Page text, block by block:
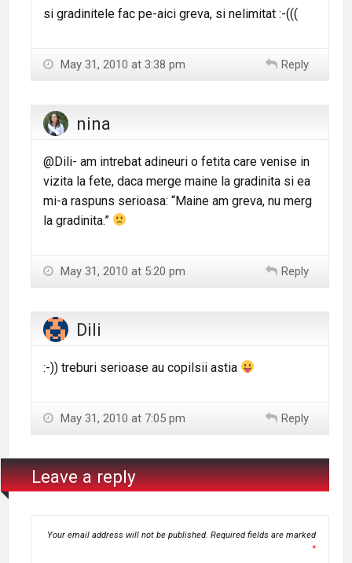
si gradinitele fac pe-aici greva, si nelimitat :-(((
May 31, 2010 at 3:38 pm Reply
nina
@Dili- am intrebat adineuri o fetita care venise in
vizita la fete, daca merge maine la gradinita si ea
mi-a raspuns serioasa: “Maine am greva, nu merg
la gradinita.”
May 31, 2010 at 5:20 pm Reply
Dili
:-)) treburi serioase au copilsii astia
May 31, 2010 at 7:05 pm Reply
Leave a reply
Your email address will not be published. Required fields are marked
*